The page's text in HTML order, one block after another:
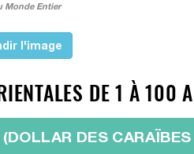
Monde Entier
l'image
DE 1 À 100
DES